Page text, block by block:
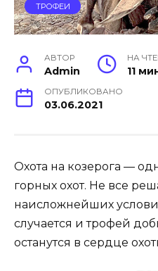
ТРОФЕИ
АВТОР
Admin
НА
11
ОПУБЛИКОВАНО
03.06.2021
Охота на козерога —
горных охот. Не все
наисложнейших
случается и трофей
останутся в сердце